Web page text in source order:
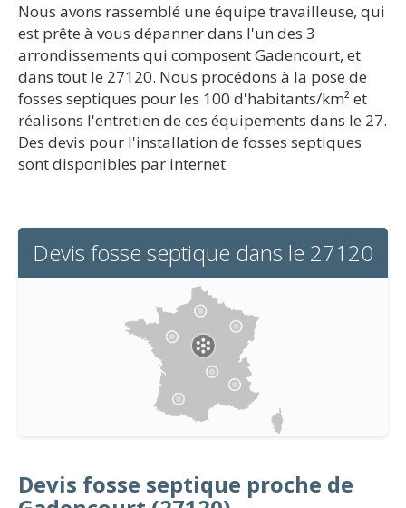
Nous avons rassemblé une équipe travailleuse, qui
est prête à vous dépanner dans l'un des 3
arrondissements qui composent Gadencourt, et
dans tout le 27120. Nous procédons à la pose de
fosses septiques pour les 100 d'habitants/km² et
réalisons l'entretien de ces équipements dans le 27.
Des devis pour l'installation de fosses septiques
sont disponibles par internet
Devis fosse septique dans le 27120
Devis fosse septique proche de